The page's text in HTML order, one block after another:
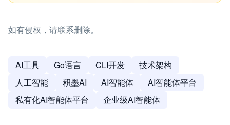
如有侵权，请联系删除。
AI工具 Go语言 CLI开发
技术架构
人工智能
积墨AI AI智能体
AI智能体平台
私有化AI智能体平台
企业级AI智能体